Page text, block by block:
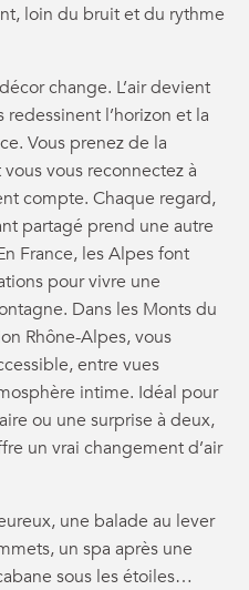
loin du bruit et du rythme
change. L’air devient
l’horizon et la
Vous prenez de la
vous reconnectez à
compte. Chaque regard,
partagé prend une autre
France, les Alpes font
pour vivre une
Dans les Monts du
Rhône-Alpes, vous
entre vues
intime. Idéal pour
ou une surprise à deux,
un vrai changement d’air
une balade au lever
un spa après une
sous les étoiles…